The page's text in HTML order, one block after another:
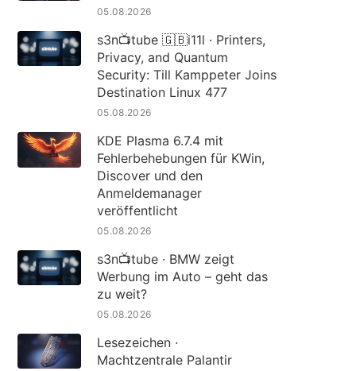
05.08.2026
s3n📺tube 🇬🇧i11l · Printers,
Privacy, and Quantum
Security: Till Kamppeter Joins
Destination Linux 477
05.08.2026
KDE Plasma 6.7.4 mit
Fehlerbehebungen für KWin,
Discover und den
Anmeldemanager
veröffentlicht
05.08.2026
s3n📺tube · BMW zeigt
Werbung im Auto – geht das
zu weit?
05.08.2026
Lesezeichen ·
Machtzentrale Palantir